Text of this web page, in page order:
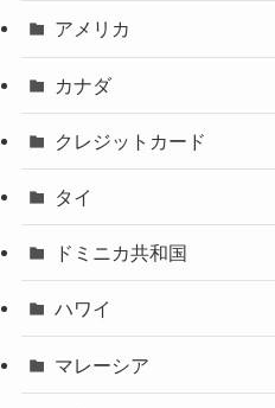
アメリカ
カナダ
クレジットカード
タイ
ドミニカ共和国
ハワイ
マレーシア